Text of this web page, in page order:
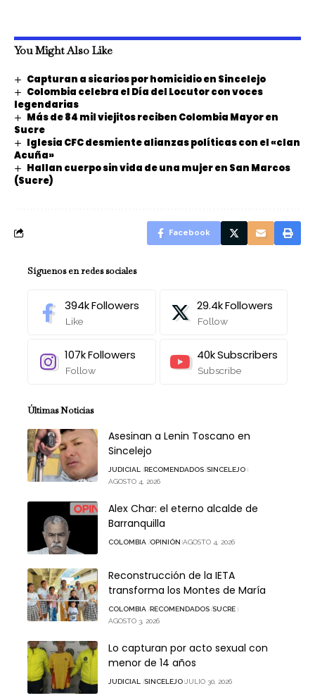
You Might Also Like
Capturan a sicarios por homicidio en Sincelejo
Colombia celebra el Día del Locutor con voces
legendarias
Más de 84 mil viejitos reciben Colombia Mayor en
Sucre
Iglesia CFC desmiente alianzas políticas con el «clan
Acuña»
Hallan cuerpo sin vida de una mujer en San Marcos
(Sucre)
Facebook
Síguenos en redes sociales
394kFollowers
Like
29.4kFollowers
Follow
107kFollowers
Follow
40kSubscribers
Subscribe
Últimas Noticias
Asesinan a Lenin Toscano en
Sincelejo
JUDICIAL RECOMENDADOS SINCELEJO
AGOSTO 4, 2026
Alex Char: el eterno alcalde de
Barranquilla
COLOMBIA OPINIÓN AGOSTO 4, 2026
Reconstrucción de la IETA
transforma los Montes de María
COLOMBIA RECOMENDADOS SUCRE
AGOSTO 3, 2026
Lo capturan por acto sexual con
menor de 14 años
JUDICIAL SINCELEJO JULIO 30, 2026